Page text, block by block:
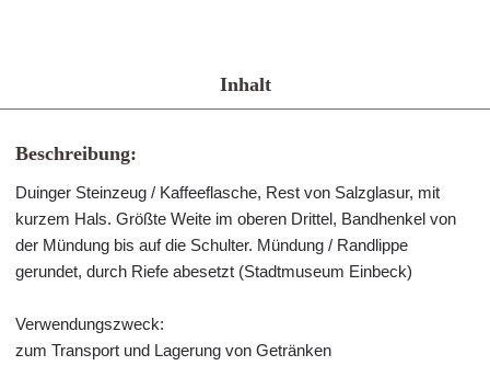
Inhalt
Beschreibung:
Duinger Steinzeug / Kaffeeflasche, Rest von Salzglasur, mit
kurzem Hals. Größte Weite im oberen Drittel, Bandhenkel von
der Mündung bis auf die Schulter. Mündung / Randlippe
gerundet, durch Riefe abesetzt (Stadtmuseum Einbeck)
Verwendungszweck:
zum Transport und Lagerung von Getränken